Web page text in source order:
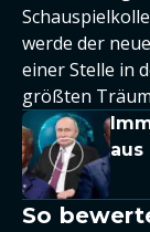
werde der
einer Stelle in
größten
So